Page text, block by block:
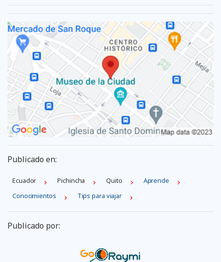
Publicado en:
Ecuador Pichincha Quito
Aprende
Conocimientos
Tips para viajar
Publicado por: